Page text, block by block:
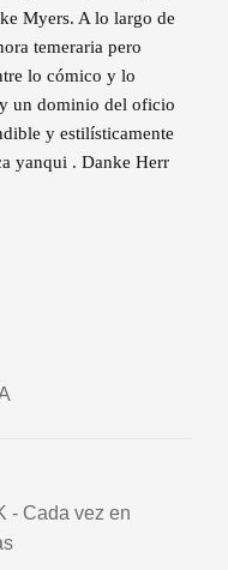
Myers. A lo largo de
temeraria pero
lo cómico y lo
un dominio del oficio
y estilísticamente
yanqui . Danke Herr
- Cada vez en